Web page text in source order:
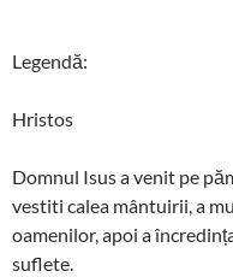
Legendă:
Hristos
Domnul Isus a venit pe
vestiti calea mântuirii, a
oamenilor, apoi a
suflete.